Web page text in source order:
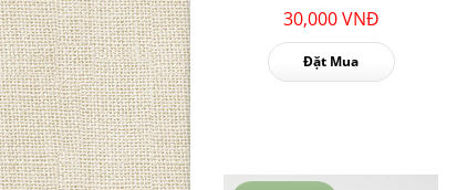
30,000 VNĐ
Đặt Mua